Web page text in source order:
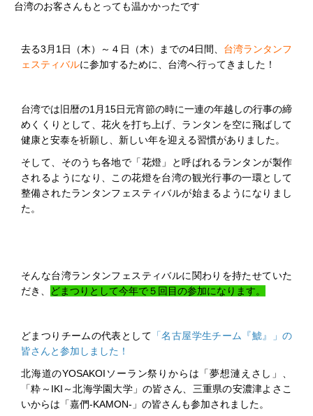
台湾のお客さんもとっても温かかったです
去る3月1日（木）～４日（木）までの4日間、 台湾ランタンフ
ェスティバルに参加するために、台湾へ行ってきました！
台湾では旧暦の1月15日元宵節の時に一連の年越しの行事の締
めくくりとして、花火を打ち上げ、ランタンを空に飛ばして
健康と安泰を祈願し、新しい年を迎える習慣がありました。
そして、そのうち各地で「花燈」と呼ばれるランタンが製作
されるようになり、この花燈を台湾の観光行事の一環として
整備されたランタンフェスティバルが始まるようになりまし
た。
そんな台湾ランタンフェスティバルに関わりを持たせていた
だき、
どまつりとして今年で５回目の参加になります。
どまつりチームの代表として 「名古屋学生チーム『鯱』」の
皆さんと参加しました！
北海道のYOSAKOIソーラン祭りからは「夢想漣えさし」、
「粋～IKI～北海学園大学」の皆さん、三重県の安濃津よさこ
いからは「嘉們-KAMON-」の皆さんも参加されました。